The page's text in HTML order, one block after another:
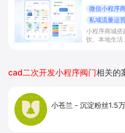
微信小程序
私域流量运
小程序商城
饮、本地生活
cad二次开发小程序阀门相关的
小苍兰 - 沉淀粉丝1.5